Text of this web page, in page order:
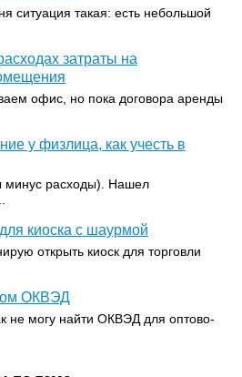
ситуация такая: есть небольшой
затраты на
офис, но пока договора аренды
у физлица, как учесть в
расходы). Нашел
киоска с шаурмой
открыть киоск для торговли
ОКВЭД
не могу найти ОКВЭД для оптово-